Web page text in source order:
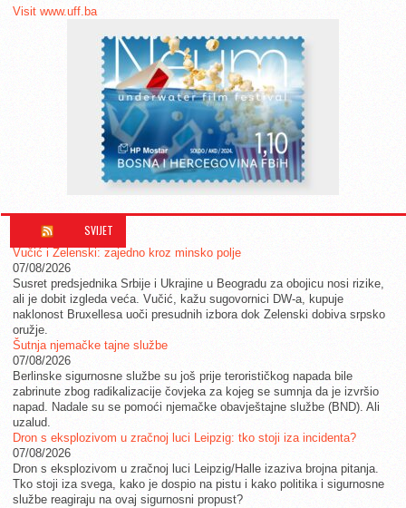
Visit www.uff.ba
SVIJET
Vučić i Zelenski: zajedno kroz minsko polje
07/08/2026
Susret predsjednika Srbije i Ukrajine u Beogradu za obojicu nosi rizike,
ali je dobit izgleda veća. Vučić, kažu sugovornici DW-a, kupuje
naklonost Bruxellesa uoči presudnih izbora dok Zelenski dobiva srpsko
oružje.
Šutnja njemačke tajne službe
07/08/2026
Berlinske sigurnosne službe su još prije terorističkog napada bile
zabrinute zbog radikalizacije čovjeka za kojeg se sumnja da je izvršio
napad. Nadale su se pomoći njemačke obavještajne službe (BND). Ali
uzalud.
Dron s eksplozivom u zračnoj luci Leipzig: tko stoji iza incidenta?
07/08/2026
Dron s eksplozivom u zračnoj luci Leipzig/Halle izaziva brojna pitanja.
Tko stoji iza svega, kako je dospio na pistu i kako politika i sigurnosne
službe reagiraju na ovaj sigurnosni propust?